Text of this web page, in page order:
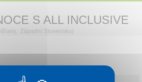
S ALL INCLUSIVE
, Západní Slovensko)